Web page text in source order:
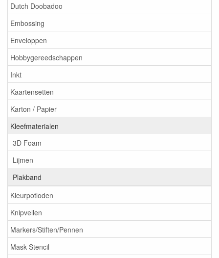
Dutch Doobadoo
Embossing
Enveloppen
Hobbygereedschappen
Inkt
Kaartensetten
Karton / Papier
Kleefmaterialen
3D Foam
Lijmen
Plakband
Kleurpotloden
Knipvellen
Markers/Stiften/Pennen
Mask Stencil